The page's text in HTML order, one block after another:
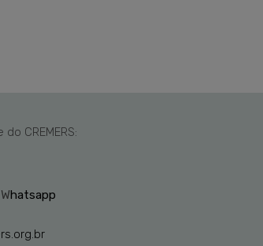
CREMERS:
Whatsapp